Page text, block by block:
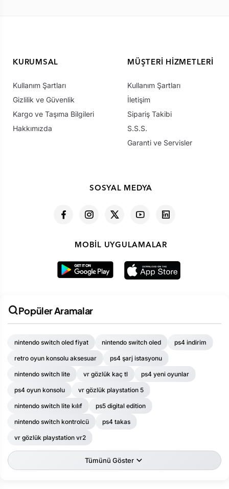
KURUMSAL
Kullanım Şartları
Gizlilik ve Güvenlik
Kargo ve Taşıma Bilgileri
Hakkımızda
MÜŞTERI HIZMETLERI
Kullanım Şartları
İletişim
Sipariş Takibi
S.S.S.
Garanti ve Servisler
SOSYAL MEDYA
MOBIL UYGULAMALAR
Popüler Aramalar
nintendo switch oled fiyat nintendo switch oled ps4 indirim
retro oyun konsolu aksesuar ps4 şarj istasyonu
nintendo switch lite vr gözlük kaç tl ps4 yeni oyunlar
ps4 oyun konsolu vr gözlük playstation 5
nintendo switch lite kılıf ps5 digital edition
nintendo switch kontrolcü ps4 takas
vr gözlük playstation vr2
Tümünü Göster